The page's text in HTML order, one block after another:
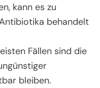
kann es zu
behandelt
Fällen sind die
bleiben.